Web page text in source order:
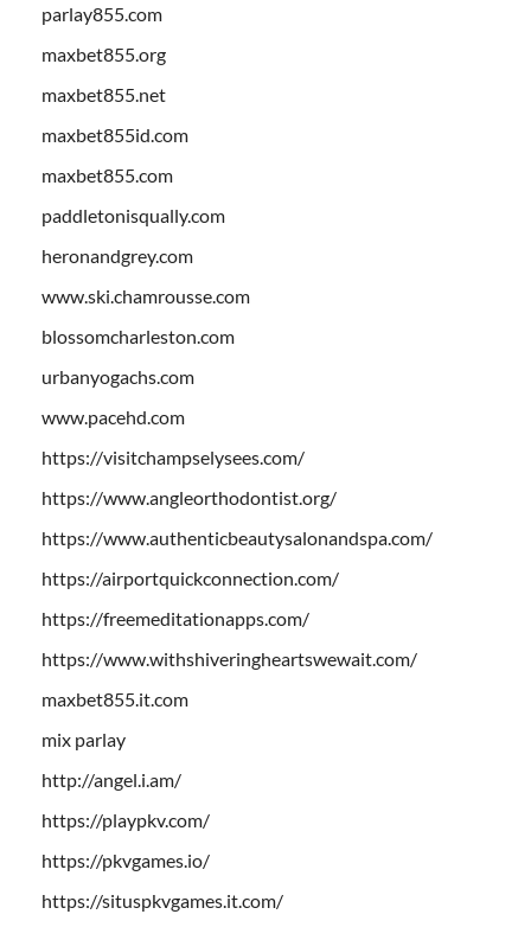
parlay855.com
maxbet855.org
maxbet855.net
maxbet855id.com
maxbet855.com
paddletonisqually.com
heronandgrey.com
www.ski.chamrousse.com
blossomcharleston.com
urbanyogachs.com
www.pacehd.com
https://visitchampselysees.com/
https://www.angleorthodontist.org/
https://www.authenticbeautysalonandspa.com/
https://airportquickconnection.com/
https://freemeditationapps.com/
https://www.withshiveringheartswewait.com/
maxbet855.it.com
mix parlay
http://angel.i.am/
https://playpkv.com/
https://pkvgames.io/
https://situspkvgames.it.com/